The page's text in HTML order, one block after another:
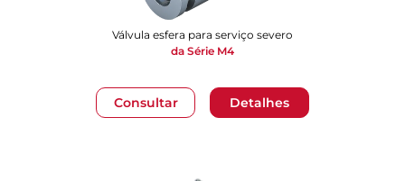
Consultar Detalhes
Válvula esfera para serviço severo
da Série M4